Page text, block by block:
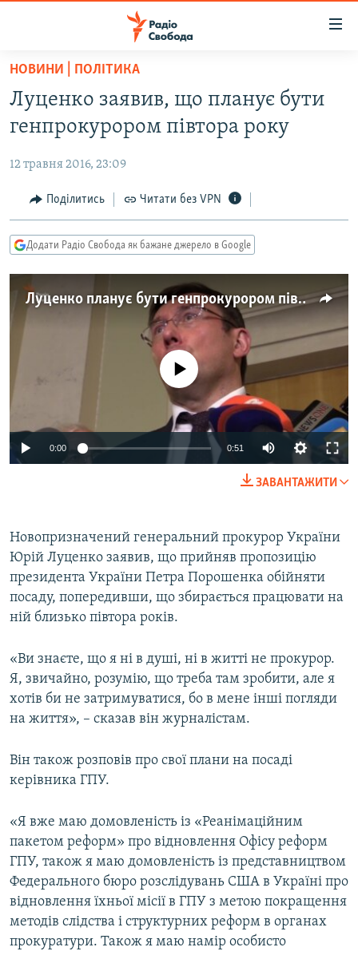
Перейти
основного
матеріалу
Перейти
до
навігації
Перейти
до
ВСЕ ЗА ДОБУ
СТАТТІ
ПОЛІТИКА
ЕКОНОМІКА
КУЛЬТУРА
СПОРТ
ВІЙНА
РОСІЙСЬКА «ФІЛЬТРАЦІЯ»
КРИМ.РЕАЛІЇ
ТИ ЯК?
СХЕМИ
КИТАЙ.ВИКЛИКИ
СПЕЦПРОЄКТИ
ПОДКАСТИ
УКР
КТАТ
ДОЛУЧАЙСЯ!
НОВИНИ | ПОЛІТИКА
Луценко заявив, що планує бути
генпрокурором півтора року
12 травня 2016, 23:09
Поділитись Читати без VPN
Додати Радіо Свобода як бажане джерело в Google
Луценко планує бути генпрокурором півтора року
No media source currently available
0:00 0:51
ЗАВАНТАЖИТИ
Новопризначений генеральний прокурор України
Юрій Луценко заявив, що прийняв пропозицію
президента України Петра Порошенка обійняти
посаду, попередивши, що збирається працювати на
ній близько півтора років.
«Ви знаєте, що я ні в душі, ні в житті не прокурор.
Я, звичайно, розумію, що треба там зробити, але я
хотів би не затримуватися, бо в мене інші погляди
на життя», – сказав він журналістам.
Він також розповів про свої плани на посаді
керівника ГПУ.
«Я вже маю домовленість із «Реанімаційним
пакетом реформ» про відновлення Офісу реформ
ГПУ, також я маю домовленість із представництвом
Федерального бюро розслідувань США в Україні про
відновлення їхньої місії в ГПУ з метою покращення
методів слідства і структурних реформ в органах
прокуратури. Також я маю намір особисто